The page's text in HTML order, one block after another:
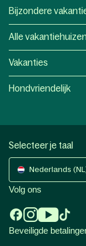
Bijzondere
Alle
Vakanties
Hondvriendelijk
Selecteer je taal
Nederlands
Volg ons
Beveiligde